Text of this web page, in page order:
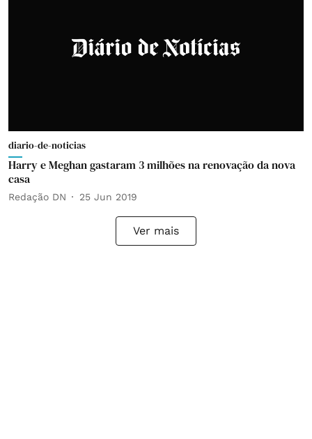
diario-de-noticias
Harry e Meghan gastaram 3 milhões na renovação da nova
casa
Redação DN 25 Jun 2019
Ver mais